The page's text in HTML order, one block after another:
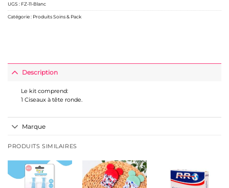
UGS : FZ-11-Blanc
Catégorie : Produits Soins & Pack
Description
Le kit comprend:
1 Ciseaux à tête ronde.
Marque
PRODUITS SIMILAIRES